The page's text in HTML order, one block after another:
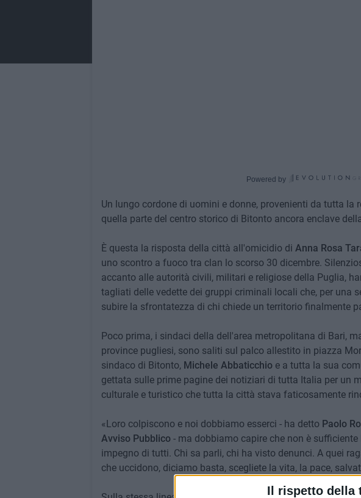
Il rispetto della
Powered by
Un lungo cordone di uomini e donne, provenienti da tutta la
quella parte del centro storico di Bitonto ancora enclave
È questa la risposta della città all'omicidio di Anna Rosa
uno scontro a fuoco tra clan lo scorso 30 dicembre.
accanto alle autorità civili, militari e religiose della Puglia,
tagliati delle vedette dei gruppi criminali locali che, per una
subire la sfrontatezza di chi chiede un territorio finalmente
Poco prima, i sindaci della dell'area metropolitana di Bari,
province pugliesi, sono saliti sul palco allestito in piazza
sindaco di Bitonto, Michele Abbaticchioe a tutta la sua
gettata sulle prime pagine dei notiziari di tutta Italia per un
culturale e turistico che tutta la città stava faticosamente
«Loro colpiscono e noi dobbiamo esserci - ha detto Paolo
Avviso Pubblico- ma dobbiamo capire che non è
impegno di tutti. Chi sa parli, chi ha visto denunci. A quei
che uccidono, diciamo basta, scegliete la vita, la pace,